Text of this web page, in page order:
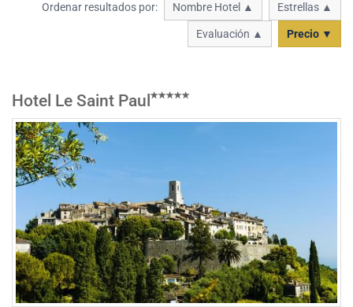
Ordenar resultados por: Nombre Hotel ▲ Estrellas ▲
Evaluación ▲ Precio ▼
Hotel Le Saint Paul